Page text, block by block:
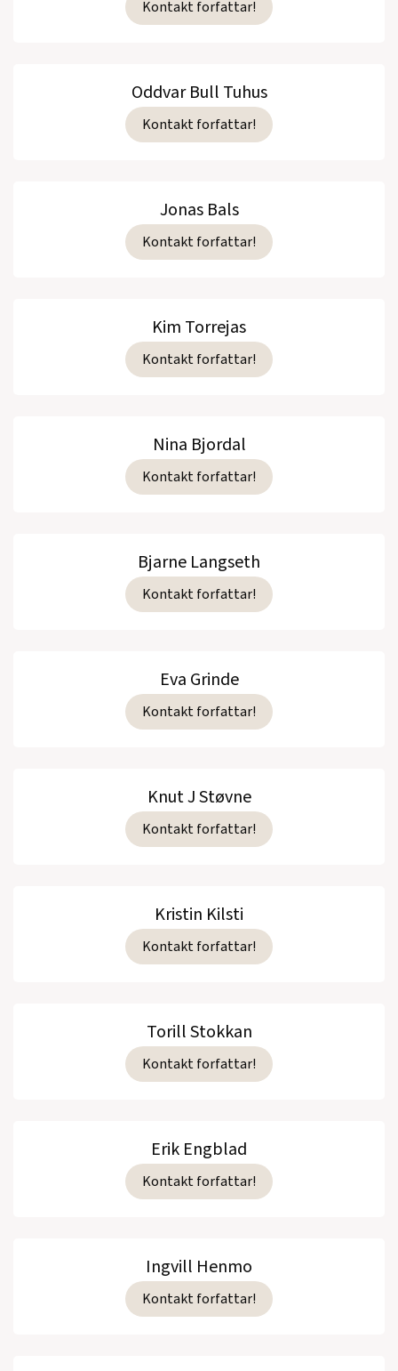
Kontakt forfattar!
Oddvar Bull Tuhus
Kontakt forfattar!
Jonas Bals
Kontakt forfattar!
Kim Torrejas
Kontakt forfattar!
Nina Bjordal
Kontakt forfattar!
Bjarne Langseth
Kontakt forfattar!
Eva Grinde
Kontakt forfattar!
Knut J Støvne
Kontakt forfattar!
Kristin Kilsti
Kontakt forfattar!
Torill Stokkan
Kontakt forfattar!
Erik Engblad
Kontakt forfattar!
Ingvill Henmo
Kontakt forfattar!